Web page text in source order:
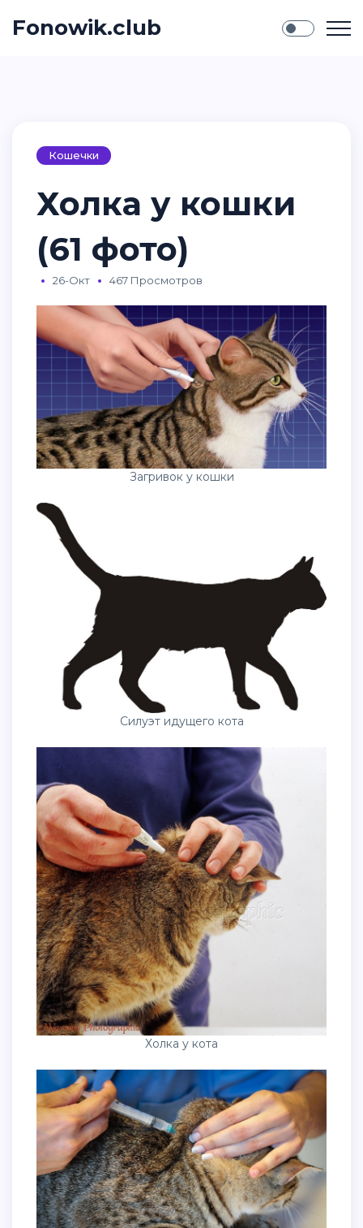
Fonowik.club
Кошечки
Холка у кошки
(61 фото)
26-Окт 467 Просмотров
Загривок у кошки
Силуэт идущего кота
Холка у кота